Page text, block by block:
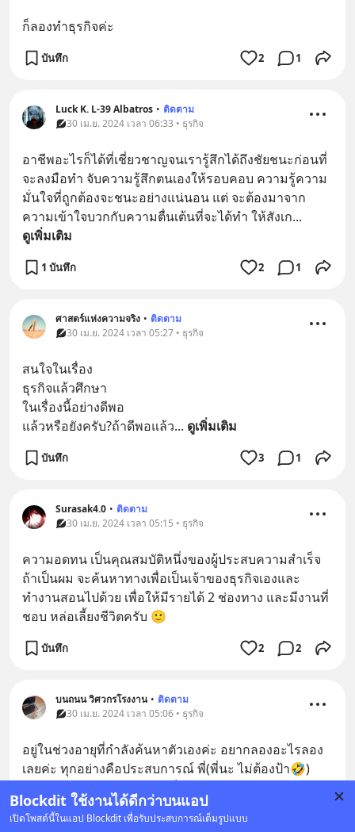
Blockdit ใช้งานได้ดีกว่าบนแอป
เปิดโพสต์นี้ในแอป Blockdit เพื่อรับประสบการณ์เต็มรูปแบบ
ก็ลองทำธุรกิจค่ะ
บันทึก 2 1
Luck K. L-39 Albatros • ติดตาม
30 เม.ย. 2024 เวลา 06:33 • ธุรกิจ
อาชีพอะไรก็ได้ที่เชี่ยวชาญจนเรารู้สึกได้ถึงชัยชนะก่อนที่
จะลงมือทำ จับความรู้สึกตนเองให้รอบคอบ ความรู้ความ
มั่นใจที่ถูกต้องจะชนะอย่างแน่นอน แต่ จะต้องมาจาก
ความเข้าใจบวกกับความตื่นเต้นที่จะได้ทำ ให้สังเก...
ดูเพิ่มเติม
1 บันทึก 2 1
ศาสตร์แห่งความจริง • ติดตาม
30 เม.ย. 2024 เวลา 05:27 • ธุรกิจ
สนใจในเรื่อง
ธุรกิจแล้วศึกษา
ในเรื่องนี้อย่างดีพอ
แล้วหรือยังครับ?ถ้าดีพอแล้ว... ดูเพิ่มเติม
บันทึก 3 1
Surasak4.0 • ติดตาม
30 เม.ย. 2024 เวลา 05:15 • ธุรกิจ
ความอดทน เป็นคุณสมบัติหนึ่งของผู้ประสบความสำเร็จ
ถ้าเป็นผม จะค้นหาทางเพื่อเป็นเจ้าของธุรกิจเองและ
ทำงานสอนไปด้วย เพื่อให้มีรายได้ 2 ช่องทาง และมีงานที่
ชอบ หล่อเลี้ยงชีวิตครับ 🙂
บันทึก 2 2
บนถนน วิศวกรโรงงาน • ติดตาม
30 เม.ย. 2024 เวลา 05:06 • ธุรกิจ
อยู่ในช่วงอายุที่กำลังค้นหาตัวเองค่ะ อยากลองอะไรลอง
เลยค่ะ ทุกอย่างคือประสบการณ์ พี่(พี่นะ ไม่ต้องป้า🤣)
เ... ดูเพิ่มเติม